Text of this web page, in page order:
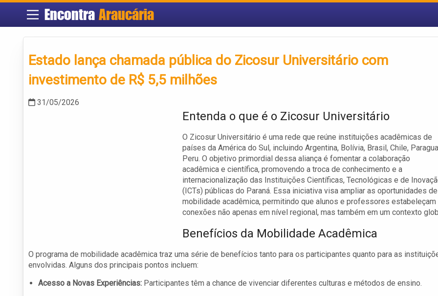
Encontra Araucária
Estado lança chamada pública do Zicosur Universitário com
investimento de R$ 5,5 milhões
31/05/2026
Entenda o que é o Zicosur Universitário
O Zicosur Universitário é uma rede que reúne instituições acadêmicas de
países da América do Sul, incluindo Argentina, Bolívia, Brasil, Chile,
Peru. O objetivo primordial dessa aliança é fomentar a colaboração
acadêmica e científica, promovendo a troca de conhecimento e a
internacionalização das Instituições Científicas, Tecnológicas e de
(ICTs) públicas do Paraná. Essa iniciativa visa ampliar as oportunidades de
mobilidade acadêmica, permitindo que alunos e professores estabeleçam
conexões não apenas em nível regional, mas também em um contexto
Benefícios da Mobilidade Acadêmica
O programa de mobilidade acadêmica traz uma série de benefícios tanto para os participantes quanto para as
envolvidas. Alguns dos principais pontos incluem:
Acesso a Novas Experiências: Participantes têm a chance de vivenciar diferentes culturas e métodos de ensino.